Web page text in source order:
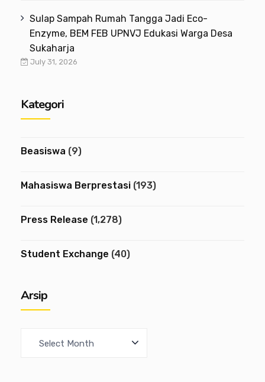
Sulap Sampah Rumah Tangga Jadi Eco-
Enzyme, BEM FEB UPNVJ Edukasi Warga Desa
Sukaharja
July 31, 2026
Kategori
Beasiswa (9)
Mahasiswa Berprestasi (193)
Press Release (1,278)
Student Exchange (40)
Arsip